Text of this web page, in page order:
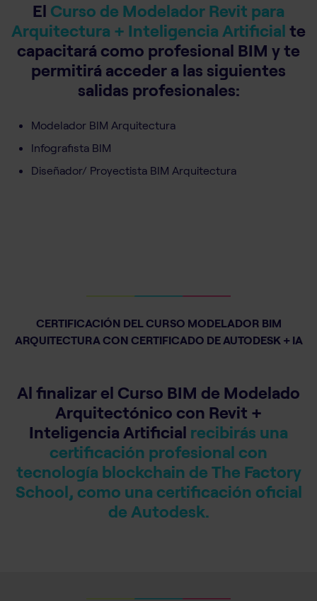
El Curso de Modelador Revit para
Arquitectura + Inteligencia Artificial te
capacitará como profesional BIM y te
permitirá acceder a las siguientes
salidas profesionales:
Modelador BIM Arquitectura
Infografista BIM
Diseñador/ Proyectista BIM Arquitectura
CERTIFICACIÓN DEL CURSO MODELADOR BIM
ARQUITECTURA CON CERTIFICADO DE AUTODESK + IA
Al finalizar el Curso BIM de Modelado
Arquitectónico con Revit +
Inteligencia Artificial recibirás una
certificación profesional con
tecnología blockchain de The Factory
School, como una certificación oficial
de Autodesk.